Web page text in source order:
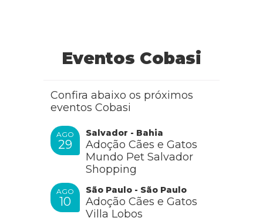
Eventos Cobasi
Confira abaixo os próximos
eventos Cobasi
AGO
29
Salvador - Bahia
Adoção Cães e Gatos
Mundo Pet Salvador
Shopping
AGO
10
São Paulo - São Paulo
Adoção Cães e Gatos
Villa Lobos